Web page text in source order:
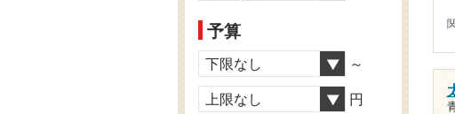
予算
下限なし ～
上限なし 円